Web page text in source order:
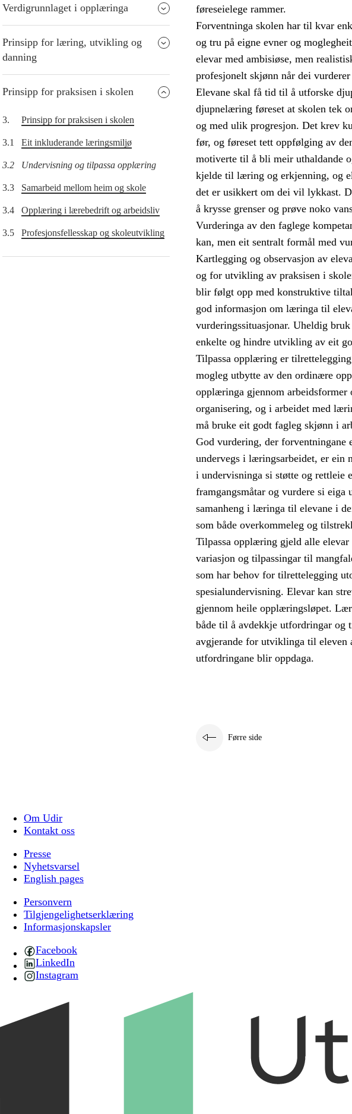
Verdigrunnlaget i opplæringa
Prinsipp for læring, utvikling og
danning
Prinsipp for praksisen i skolen
3. Prinsipp for praksisen i skolen
3.1 Eit inkluderande læringsmiljø
3.2 Undervisning og tilpassa opplæring
3.3 Samarbeid mellom heim og skole
3.4 Opplæring i lærebedrift og arbeidsliv
3.5 Profesjonsfellesskap og skoleutvikling
føreseielege rammer.
Forventninga skolen har til kvar
og tru på eigne evner og
elevar med ambisiøse, men
profesjonelt skjønn når dei
Elevane skal få tid til å utforske
djupnelæring føreset at skolen tek
og med ulik progresjon. Det krev
før, og føreset tett oppfølging av
motiverte til å bli meir uthaldande
kjelde til læring og erkjenning, og
det er usikkert om dei vil lykkast.
å krysse grenser og prøve noko
Vurderinga av den faglege
kan, men eit sentralt formål med
Kartlegging og observasjon av
og for utvikling av praksisen i
blir følgt opp med konstruktive
god informasjon om læringa til
vurderingssituasjonar. Uheldig
enkelte og hindre utvikling av eit
Tilpassa opplæring er
mogleg utbytte av den ordinære
opplæringa gjennom arbeidsformer
organisering, og i arbeidet med
må bruke eit godt fagleg skjønn i
God vurdering, der forventningane
undervegs i læringsarbeidet, er ein
i undervisninga si støtte og rettleie
framgangsmåtar og vurdere si
samanheng i læringa til elevane i
som både overkommeleg og
Tilpassa opplæring gjeld alle
variasjon og tilpassingar til
som har behov for tilrettelegging
spesialundervisning. Elevar kan
gjennom heile opplæringsløpet.
både til å avdekkje utfordringar og
avgjerande for utviklinga til eleven
utfordringane blir oppdaga.
Førre side
Om Udir
Kontakt oss
Presse
Nyhetsvarsel
English pages
Personvern
Tilgjengelighetserklæring
Informasjonskapsler
Facebook
LinkedIn
Instagram